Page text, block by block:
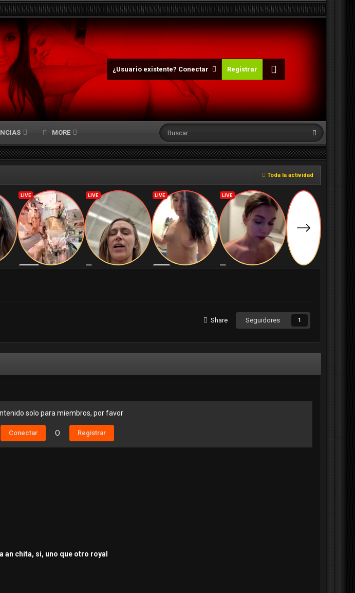
¿Usuario existente? Conectar Registrar
MORE
Toda la actividad
Share Seguidores 1
solo para miembros, por favor
Conectar O Registrar
an chita, si, uno que otro royal